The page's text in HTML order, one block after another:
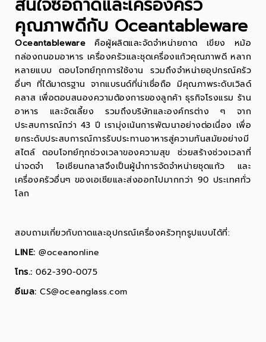
คุณภาพดีกับ Oceantableware
Oceantableware คือผู้ผลิตและจัดจำหน่ายถาด เขียง หม้อ
กล่องถนอมอาหาร เครื่องครัวและชุดเครื่องแก้วคุณภาพดี หลาก
หลายแบบ ตอบโจทย์ทุกการใช้งาน รวมถึงจำหน่ายอุปกรณ์ครัว
อื่นๆ ที่ได้มาตรฐาน จากแบรนด์ที่น่าเชื่อถือ มีคุณภาพระดับเวิลด์
คลาส เพื่อตอบสนองความต้องการของลูกค้า ธุรกิจโรงแรม ร้าน
อาหาร และจัดเลี้ยง รวมถึงบริษัทและองค์กรต่าง ๆ จาก
ประสบการณ์กว่า 43 ปี เรามุ่งเน้นการพัฒนาอย่างต่อเนื่อง เพื่อ
ยกระดับประสบการณ์การรับประทานอาหารสู่ความทันสมัยอย่างมี
สไตล์ ตอบโจทย์ทุกช่วงเวลาของความสุข ช่วยสร้างช่วงเวลาที่
น่าจดจำ โอเชียนกลาสจึงเป็นผู้นำการจัดจำหน่ายชุดแก้ว และ
เครื่องครัวอื่นๆ ของเอเชียและส่งออกไปมากกว่า 90 ประเทศทั่ว
โลก
สอบถามเกี่ยวกับถาดและอุปกรณ์เครื่องครัวทุกรูปแบบได้ที่:
LINE: @oceanonline
โทร.: 062-390-0075
อีเมล: CS@oceanglass.com